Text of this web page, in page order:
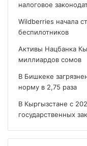
налоговое
Wildberries начала
беспилотников
Активы Нацбанка
миллиардов сомов
В Бишкеке
норму в 2,75 раза
В Кыргызстане с
государственных